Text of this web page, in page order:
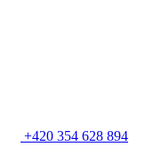
+420 354 628 894